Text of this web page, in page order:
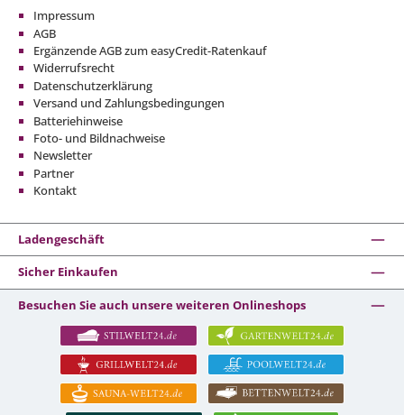
Impressum
AGB
Ergänzende AGB zum easyCredit-Ratenkauf
Widerrufsrecht
Datenschutzerklärung
Versand und Zahlungsbedingungen
Batteriehinweise
Foto- und Bildnachweise
Newsletter
Partner
Kontakt
Ladengeschäft
Sicher Einkaufen
Besuchen Sie auch unsere weiteren Onlineshops